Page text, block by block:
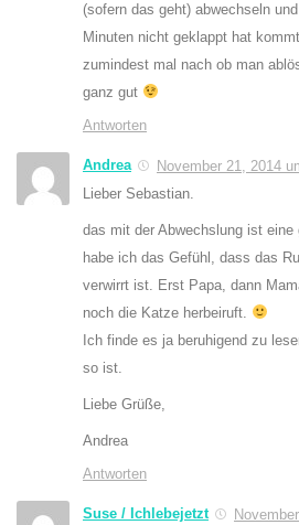
(sofern das geht) abwechseln
Minuten nicht geklappt hat
zumindest mal nach ob man
ganz gut
Antworten
Andrea
November 21, 2014
Lieber Sebastian.
das mit der Abwechslung ist eine
habe ich das Gefühl, dass das
verwirrt ist. Erst Papa, dann
noch die Katze herbeiruft.
Ich finde es ja beruhigend zu
so ist.
Liebe Grüße,
Andrea
Antworten
Suse / Ichlebejetzt